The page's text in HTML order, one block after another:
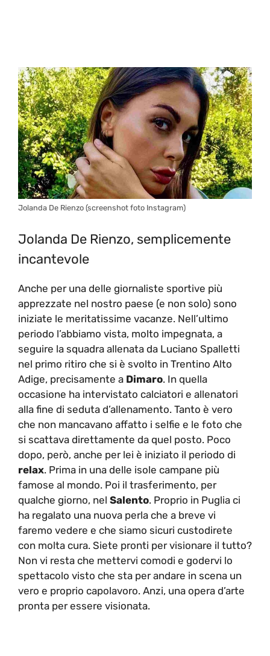
Jolanda De Rienzo (screenshot foto Instagram)
Jolanda De Rienzo, semplicemente
incantevole
Anche per una delle giornaliste sportive più
apprezzate nel nostro paese (e non solo) sono
iniziate le meritatissime vacanze. Nell’ultimo
periodo l’abbiamo vista, molto impegnata, a
seguire la squadra allenata da Luciano Spalletti
nel primo ritiro che si è svolto in Trentino Alto
Adige, precisamente a Dimaro. In quella
occasione ha intervistato calciatori e allenatori
alla fine di seduta d’allenamento. Tanto è vero
che non mancavano affatto i selfie e le foto che
si scattava direttamente da quel posto. Poco
dopo, però, anche per lei è iniziato il periodo di
relax. Prima in una delle isole campane più
famose al mondo. Poi il trasferimento, per
qualche giorno, nel Salento. Proprio in Puglia ci
ha regalato una nuova perla che a breve vi
faremo vedere e che siamo sicuri custodirete
con molta cura. Siete pronti per visionare il tutto?
Non vi resta che mettervi comodi e godervi lo
spettacolo visto che sta per andare in scena un
vero e proprio capolavoro. Anzi, una opera d’arte
pronta per essere visionata.